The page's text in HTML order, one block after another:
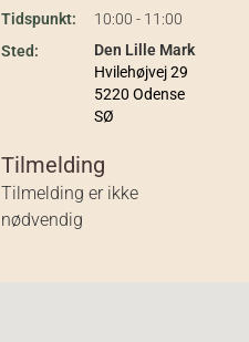
Tidspunkt:
10:00 - 11:00
Sted:
Den Lille Mark
Hvilehøjvej 29
5220 Odense
SØ
Tilmelding
Tilmelding er ikke
nødvendig